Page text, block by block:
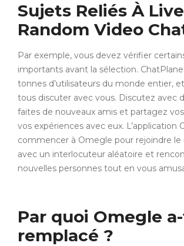
Sujets Reliés À Live
Random Video
Par exemple, vous devez vérifier
importants avant la sélection.
tonnes d’utilisateurs du monde entier,
tous discuter avec vous. Discutez avec
faites de nouveaux amis et partagez
vos expériences avec eux. L’application
commencer à Omegle pour rejoindre le
avec un interlocuteur aléatoire et
nouvelles personnes tout en vous
Par quoi Omegle
remplacé ?